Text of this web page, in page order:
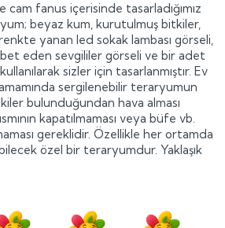
cam fanus içerisinde tasarladığımız
beyaz kum, kurutulmuş bitkiler,
renkte yanan led sokak lambası görseli,
eden sevgililer görseli ve bir adet
sizler için tasarlanmıştır. Ev
sergilenebilir teraryumun
bulunduğundan hava alması
kapatılmaması veya büfe vb.
gereklidir. Özellikle her ortamda
özel bir teraryumdur. Yaklaşık